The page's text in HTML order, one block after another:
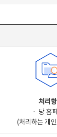
처리
ㆍ 당 홈
(처리하는 개